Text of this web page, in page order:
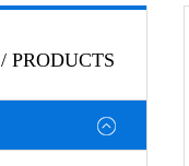
/ PRODUCTS